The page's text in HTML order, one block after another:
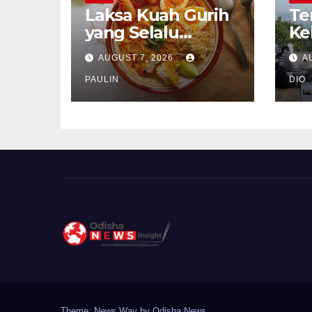
Laksa Kuah Gurih
yang Selalu
Dirindukan
AUGUST 7, 2026
PAULIN DIO